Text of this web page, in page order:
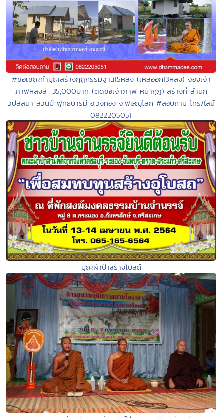
#ขอเชิญทำบุญสร้างกุฏิกรรมฐาน15หลัง (เหลืออีก13หลัง) จองเจ้า
ภาพหลังล่ะ 35,000บาท (ติดชื่อเจ้าภาพ หน้ากุฏิ) สร้างที่ สำนัก
วิปัสสนา สวนป่าพุทธบารมี อ.วังทอง จ.พิษณุโลก #สอบถาม โทร/ไลน์
0822205051
บุญผ้าป่าสร้างโบสถ์